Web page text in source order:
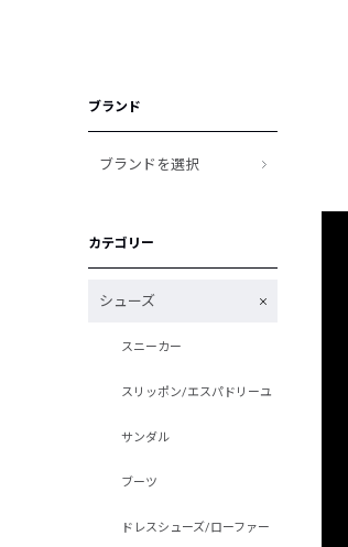
ブランド
ブランドを選択
カテゴリー
シューズ
スニーカー
スリッポン/エスパドリーユ
サンダル
ブーツ
ドレスシューズ/ローファー
限定